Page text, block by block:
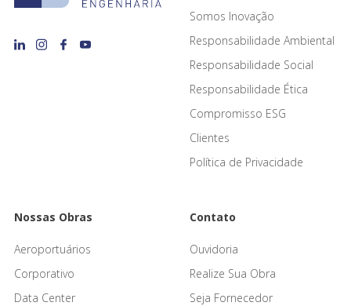
Somos Inovação
Responsabilidade Ambiental
Responsabilidade Social
Responsabilidade Ética
Compromisso ESG
Clientes
Política de Privacidade
Nossas Obras
Aeroportuários
Corporativo
Data Center
Contato
Ouvidoria
Realize Sua Obra
Seja Fornecedor